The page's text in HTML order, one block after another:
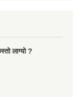
लाग्यो ?